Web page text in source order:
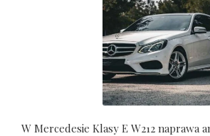
W Mercedesie Klasy E W212 naprawa